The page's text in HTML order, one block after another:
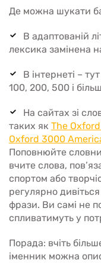
Де можна шукати
В адаптованій
лексика замінена
В інтернеті –
100, 200, 500 і
На сайтах зі
таких як The
Oxford 3000
Поповнюйте
вчите слова,
спортом або
регулярно
фрази. Ви самі не
спливатимуть у
Порада: вчіть
іменник можна